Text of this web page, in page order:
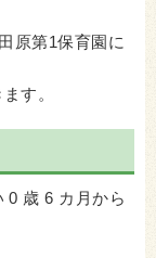
原第1保育園に
す。
0 歳 6 カ月から